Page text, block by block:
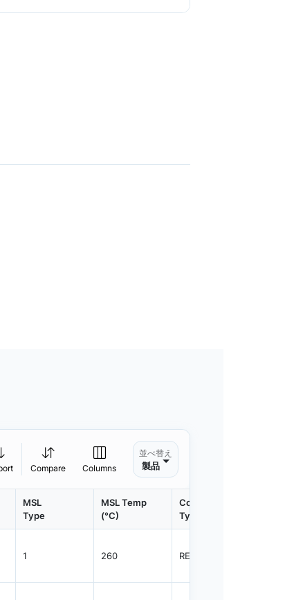
Compare Columns
並べ替え
製品
MSL
Type
MSL Temp
(°C)
Container
Type
1 260 REEL